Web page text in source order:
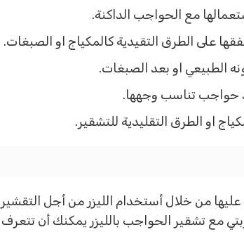
مع الحواجب الداكنة.
على الطرق التقيدية كالمكياج او الصبغات.
الطبيعي او بعد الصبغات.
حواجب تناسب وجهها.
او الطرق التقليدية للتشقير.
من خلال أستخدام الليزر من أجل
مع تشقير الحواجب بالليزر يمكنك أن